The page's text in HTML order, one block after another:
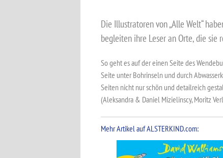
Die Illustratoren von „Alle Welt“
begleiten ihre Leser an Orte, die sie
So geht es auf der einen Seite des
Seite unter Bohrinseln und durch
Seiten nicht nur schön und detailreich
(Aleksandra & Daniel Mizielinscy, Moritz
Mehr Artikel auf ALSTERKIND.com: